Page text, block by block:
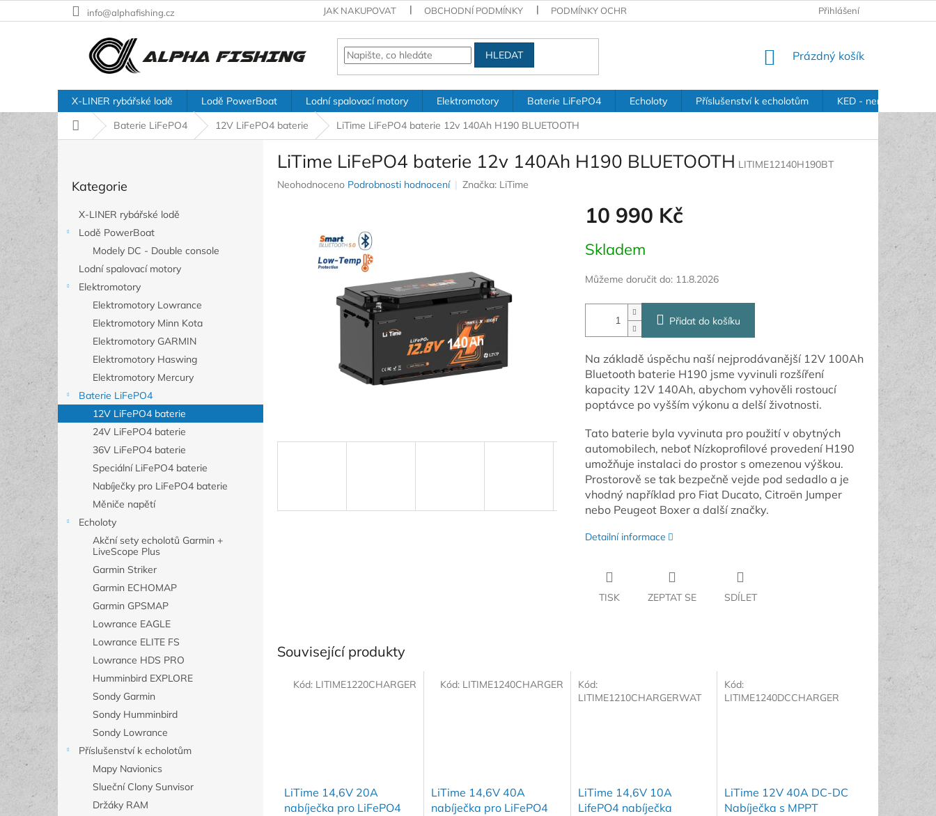
na
info@alphafishing.cz JAK NAKUPOVAT OBCHODNÍ PODMÍNKY PODMÍNKY OCHRANY OSOBNÍCH ÚDAJŮ Přihlášení
HLEDAT
NÁKUPNÍ
Prázdný košík
X-LINER rybářské lodě Lodě PowerBoat Lodní spalovací motory Elektromotory Baterie LiFePO4 Echoloty Příslušenství k echolotům
KED - nerezové
Domů
Baterie LiFePO4 12V LiFePO4 baterie LiTime LiFePO4 baterie 12v 140Ah H190 BLUETOOTH
kategorie
Kategorie
X-LINER rybářské lodě
Lodě PowerBoat
Modely DC - Double console
Lodní spalovací motory
Elektromotory
Elektromotory Lowrance
Elektromotory Minn Kota
Elektromotory GARMIN
Elektromotory Haswing
Elektromotory Mercury
Baterie LiFePO4
12V LiFePO4 baterie
24V LiFePO4 baterie
36V LiFePO4 baterie
Speciální LiFePO4 baterie
Nabíječky pro LiFePO4 baterie
Měniče napětí
Echoloty
Akční sety echolotů Garmin +
LiveScope Plus
Garmin Striker
Garmin ECHOMAP
Garmin GPSMAP
Lowrance EAGLE
Lowrance ELITE FS
Lowrance HDS PRO
Humminbird EXPLORE
Sondy Garmin
Sondy Humminbird
Sondy Lowrance
Příslušenství k echolotům
Mapy Navionics
Slueční Clony Sunvisor
Držáky RAM
LiTime LiFePO4 baterie 12v 140Ah H190 BLUETOOTH LITIME12140H190BT
Průměrné
Neohodnoceno Podrobnosti hodnocení Značka: LiTime
10 990 Kč
cena:
Skladem
Můžeme doručit do: 11.8.2026
Přidat do košíku
Na základě úspěchu naší nejprodávanější 12V 100Ah
Bluetooth baterie H190 jsme vyvinuli rozšíření
kapacity 12V 140Ah, abychom vyhověli rostoucí
poptávce po vyšším výkonu a delší životnosti.
Tato baterie byla vyvinuta pro použití v obytných
automobilech, neboť Nízkoprofilové provedení H190
umožňuje instalaci do prostor s omezenou výškou.
Prostorově se tak bezpečně vejde pod sedadlo a je
vhodný například pro Fiat Ducato, Citroën Jumper
nebo Peugeot Boxer a další značky.
Detailní informace
TISK ZEPTAT SE SDÍLET
Související produkty
LiTime 14,6V 20A
nabíječka pro LiFePO4
Kód: LITIME1220CHARGER
LiTime 14,6V 40A
nabíječka pro LiFePO4
Kód: LITIME1240CHARGER
LiTime 14,6V 10A
LifePO4 nabíječka
Kód:
LITIME1210CHARGERWAT
LiTime 12V 40A DC-DC
Nabíječka s MPPT
Kód:
LITIME1240DCCHARGER